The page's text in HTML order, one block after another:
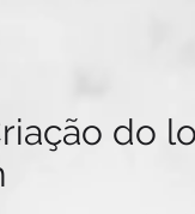
do